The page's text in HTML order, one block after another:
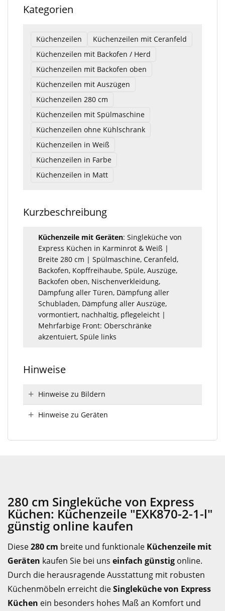
Kategorien
Küchenzeilen
Küchenzeilen mit Ceranfeld
Küchenzeilen mit Backofen / Herd
Küchenzeilen mit Backofen oben
Küchenzeilen mit Auszügen
Küchenzeilen 280 cm
Küchenzeilen mit Spülmaschine
Küchenzeilen ohne Kühlschrank
Küchenzeilen in Weiß
Küchenzeilen in Farbe
Küchenzeilen in Matt
Kurzbeschreibung
Küchenzeile mit Geräten: Singleküche von
Express Küchen in Karminrot & Weiß |
Breite 280 cm | Spülmaschine, Ceranfeld,
Backofen, Kopffreihaube, Spüle, Auszüge,
Backofen oben, Nischenverkleidung,
Dämpfung aller Türen, Dämpfung aller
Schubladen, Dämpfung aller Auszüge,
vormontiert, nachhaltig, pflegeleicht |
Mehrfarbige Front: Oberschränke
akzentuiert, Spüle links
Hinweise
Hinweise zu Bildern
Hinweise zu Geräten
280 cm Singleküche von Express
Küchen: Küchenzeile "EXK870-2-1-l"
günstig online kaufen
Diese280 cm breite und funktionale Küchenzeile mit
Geräten kaufen Sie bei uns einfach günstig online.
Durch die herausragende Ausstattung mit robusten
Küchenmöbeln erreicht dieSingleküche von Express
Küchen ein besonders hohes Maß an Komfort und